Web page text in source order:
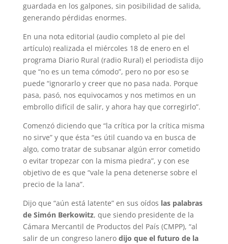
guardada en los galpones, sin posibilidad de salida,
generando pérdidas enormes.
En una nota editorial (audio completo al pie del
artículo) realizada el miércoles 18 de enero en el
programa Diario Rural (radio Rural) el periodista dijo
que “no es un tema cómodo”, pero no por eso se
puede “ignorarlo y creer que no pasa nada. Porque
pasa, pasó, nos equivocamos y nos metimos en un
embrollo difícil de salir, y ahora hay que corregirlo”.
Comenzó diciendo que “la crítica por la crítica misma
no sirve” y que ésta “es útil cuando va en busca de
algo, como tratar de subsanar algún error cometido
o evitar tropezar con la misma piedra”, y con ese
objetivo de es que “vale la pena detenerse sobre el
precio de la lana”.
Dijo que “aún está latente” en sus oídos las palabras
de Simón Berkowitz, que siendo presidente de la
Cámara Mercantil de Productos del País (CMPP), “al
salir de un congreso lanero dijo que el futuro de la